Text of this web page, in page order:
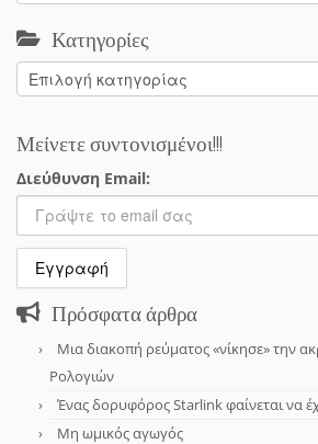
Κατηγορίες
Κατηγορίες
Μείνετε συντονισμένοι!!!
Διεύθυνση Email:
Πρόσφατα άρθρα
Μια διακοπή ρεύματος «νίκησε» την
Ρολογιών
Ένας δορυφόρος Starlink φαίνεται να
Μη ωμικός αγωγός